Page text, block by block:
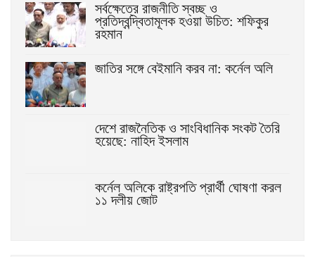
সর্বক্ষেত্রে রাজনীতি স্বচ্ছ ও
প্রতিদ্বন্দ্বিতামূলক হওয়া উচিত: শফিকুর
রহমান
জাতির সঙ্গে বেইমানি করব না: কর্নেল অলি
দেশে রাজনৈতিক ও সাংবিধানিক সংকট তৈরি
হয়েছে: নাহিদ ইসলাম
কর্নেল অলিকে রাষ্ট্রপতি প্রার্থী ঘোষণা করল
১১ দলীয় জোট